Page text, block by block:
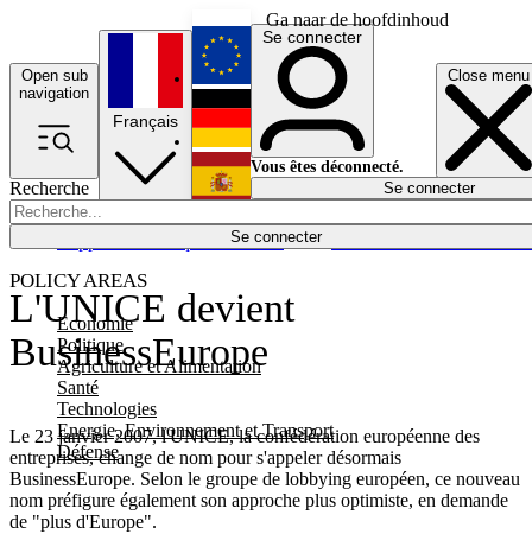
Ga naar de hoofdinhoud
Open sub
navigation
Close menu
Recherche
Se connecter
POLICY AREAS
Economie
Politique
Agriculture et Alimentation
Santé
Technologies
Energie, Environnement et Transport
Défense
Économie
Français
English
Deutsch
Español
Se connecter
Vous êtes déconnecté.
Se connecter
L'UNICE devient
BusinessEurope
Le 23 janvier 2007, l'UNICE, la confédération européenne des
entreprises, change de nom pour s'appeler désormais
BusinessEurope. Selon le groupe de lobbying européen, ce nouveau
nom préfigure également son approche plus optimiste, en demande
de "plus d'Europe".